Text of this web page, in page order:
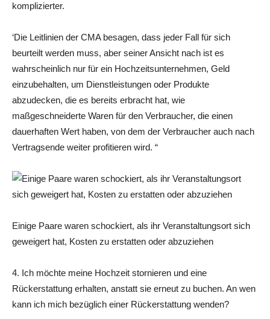
komplizierter.
‘Die Leitlinien der CMA besagen, dass jeder Fall für sich
beurteilt werden muss, aber seiner Ansicht nach ist es
wahrscheinlich nur für ein Hochzeitsunternehmen, Geld
einzubehalten, um Dienstleistungen oder Produkte
abzudecken, die es bereits erbracht hat, wie
maßgeschneiderte Waren für den Verbraucher, die einen
dauerhaften Wert haben, von dem der Verbraucher auch nach
Vertragsende weiter profitieren wird. “
Einige Paare waren schockiert, als ihr Veranstaltungsort sich
geweigert hat, Kosten zu erstatten oder abzuziehen
4. Ich möchte meine Hochzeit stornieren und eine
Rückerstattung erhalten, anstatt sie erneut zu buchen. An wen
kann ich mich bezüglich einer Rückerstattung wenden?